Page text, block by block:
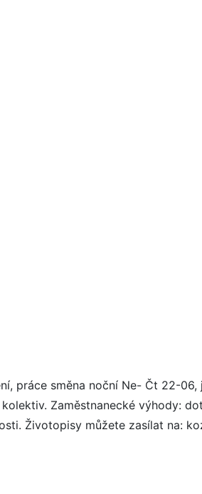
práce směna noční Ne- Čt 22-
Zaměstnanecké výhody:
Životopisy můžete zasílat na: